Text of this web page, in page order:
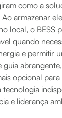
como a
Ao armazenar
local, o BESS
quando
e permitir
guia
opcional
e liderança